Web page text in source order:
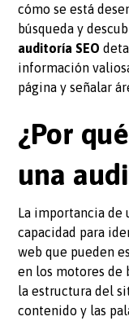
cómo se está
búsqueda y
auditoría SEO
información
página y señalar
¿Por
una
La importancia de
capacidad para
web que pueden
en los motores de
la estructura del
contenido y las